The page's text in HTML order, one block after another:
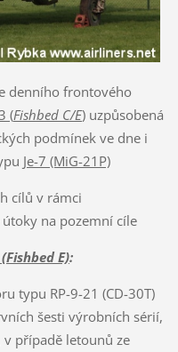
denního frontového
(Fishbed C/E)uzpůsobená
podmínek ve dne i
Je-7 (MiG-21P)
cílů v rámci
na pozemní cíle
E):
typu RP-9-21 (CD-30T)
šesti výrobních sérií,
v případě letounů ze